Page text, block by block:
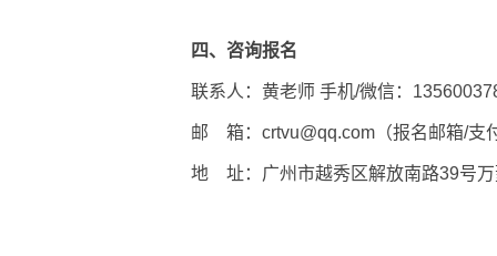
四、咨询报名
联系人：黄老师 手机/微信：
邮 箱：crtvu@qq.com（报名邮箱/支
地 址：广州市越秀区解放南路39号